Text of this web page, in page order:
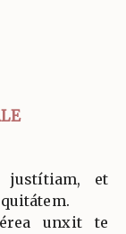
justítiam, et
unxit te